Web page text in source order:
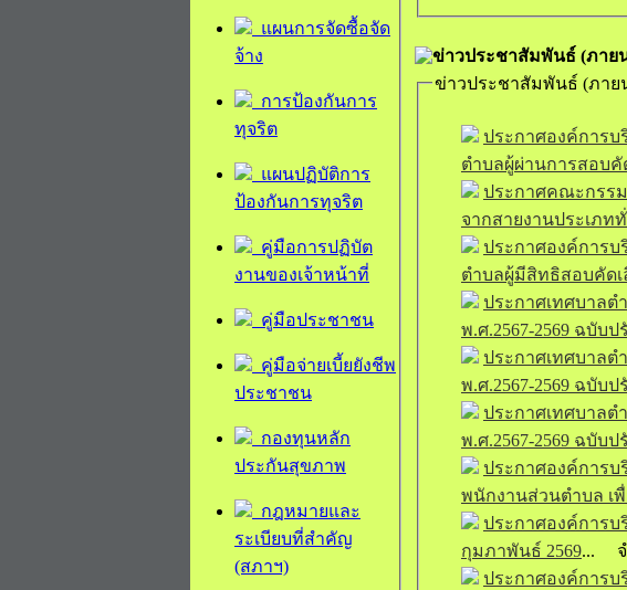
แผนการจัดซื้อจัด
จ้าง
การป้องกันการ
ทุจริต
แผนปฏิบัติการ
ป้องกันการทุจริต
คู่มือการปฏิบัต
งานของเจ้าหน้าที่
คู่มือประชาชน
คู่มือจ่ายเบี้ยยังชีพ
ประชาชน
กองทุนหลัก
ประกันสุขภาพ
กฎหมายและ
ระเบียบที่สำคัญ
(สภาฯ)
ข่าวประชาสัมพันธ์ (ภาย
ข่าวประชาสัมพันธ์ (ภาย
ประกาศองค์การบ
ตำบลผู้ผ่านการสอบคั
ประกาศคณะกรร
จากสายงานประเภท
ประกาศองค์การบ
ตำบลผู้มีสิทธิสอบคัดเ
ประกาศเทศบาลต
พ.ศ.2567-2569 ฉบับป
ประกาศเทศบาลต
พ.ศ.2567-2569 ฉบับป
ประกาศเทศบาลต
พ.ศ.2567-2569 ฉบับป
ประกาศองค์การบ
พนักงานส่วนตำบล เ
ประกาศองค์การบ
กุมภาพันธ์ 2569... จ
ประกาศองค์การบ